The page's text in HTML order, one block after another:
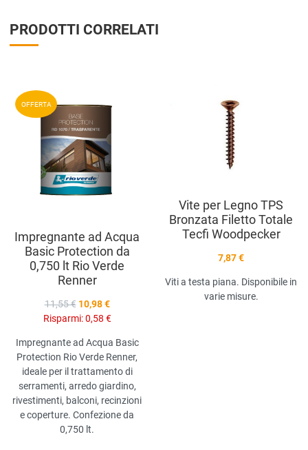
PRODOTTI CORRELATI
OFFERTA
compara prodotti
Impregnante ad Acqua
Basic Protection da
0,750 lt Rio Verde
Renner
11,55 € 10,98 €
Risparmi:0,58 €
Impregnante ad Acqua Basic
Protection Rio Verde Renner,
ideale per il trattamento di
serramenti, arredo giardino,
rivestimenti, balconi, recinzioni
e coperture. Confezione da
0,750 lt.
Vite per Legno TPS
Bronzata Filetto Totale
Tecfi Woodpecker
7,87 €
Viti a testa piana. Disponibile in
varie misure.